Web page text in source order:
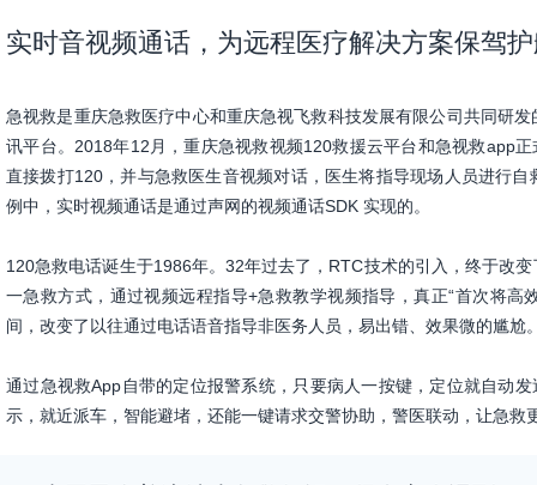
实时音视频通话，为远程医疗解决方案保驾
急视救是重庆急救医疗中心和重庆急视飞救科技发展有限公司共同研
讯平台。2018年12月，重庆急视救视频120救援云平台和急视救app
直接拨打120，并与急救医生音视频对话，医生将指导现场人员进行
例中，实时视频通话是通过声网的视频通话SDK 实现的。
120急救电话诞生于1986年。32年过去了，RTC技术的引入，终于改
一急救方式，通过视频远程指导+急救教学视频指导，真正“首次将高
间，改变了以往通过电话语音指导非医务人员，易出错、效果微的尴尬
通过急视救App自带的定位报警系统，只要病人一按键，定位就自动
示，就近派车，智能避堵，还能一键请求交警协助，警医联动，让急救